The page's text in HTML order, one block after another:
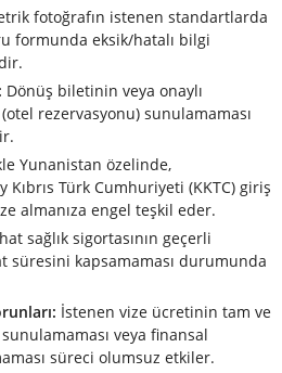
fotoğrafın istenen standartlarda
formunda eksik/hatalı bilgi
Dönüş biletinin veya onaylı
rezervasyonu) sunulamaması
Yunanistan özelinde,
Türk Cumhuriyeti (KKTC) giriş
almanıza engel teşkil eder.
sağlık sigortasının geçerli
süresini kapsamaması durumunda
İstenen vize ücretinin tam ve
veya finansal
süreci olumsuz etkiler.